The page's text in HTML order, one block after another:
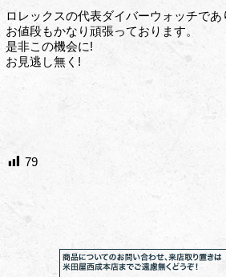
ロレックスの代表ダイバーウォッチであ
お値段もかなり頑張っております。
是非この機会に!
お見逃し無く!
79